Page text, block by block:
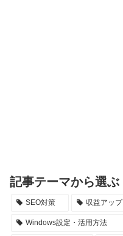
記事テーマから選ぶ
SEO対策 収益アップ
Windows設定・活用方法